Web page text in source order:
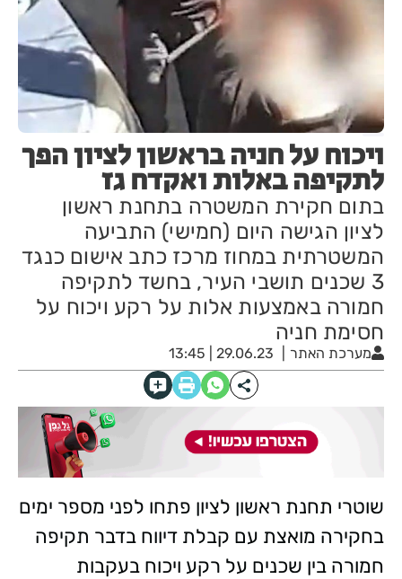
ויכוח על חניה בראשון לציון הפך
לתקיפה באלות ואקדח גז
בתום חקירת המשטרה בתחנת ראשון
לציון הגישה היום (חמישי) התביעה
המשטרתית במחוז מרכז כתב אישום כנגד
3 שכנים תושבי העיר, בחשד לתקיפה
חמורה באמצעות אלות על רקע ויכוח על
חסימת חניה
מערכת האתר 29.06.23 | 13:45
שוטרי תחנת ראשון לציון פתחו לפני מספר ימים
בחקירה מואצת עם קבלת דיווח בדבר תקיפה
חמורה בין שכנים על רקע ויכוח בעקבות